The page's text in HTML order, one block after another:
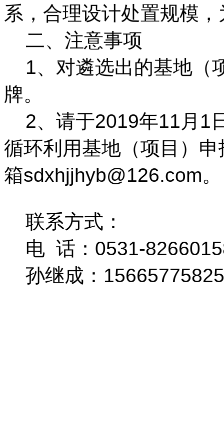
系，合理设计处置规模
二、注意事项
1、对遴选出的基地（
牌。
2、请于2019年11月1
循环利用基地（项目） 申
箱sdxhjjhyb@126.com。
联系方式：
电 话：0531-
孙继成：15665775825